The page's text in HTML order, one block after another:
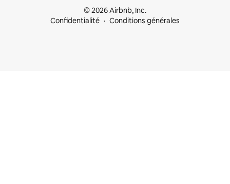
© 2026 Airbnb, Inc.
Confidentialité
Conditions générales